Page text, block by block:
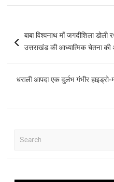
ce
b
o
k
tt
er
at
A
p
er
es
t
navigation
बाबा विश्वनाथ माँ जगदीशिला
उत्तराखंड की आध्यात्मिक चेतना की
धराली आपदा एक दुर्लभ गंभीर
a